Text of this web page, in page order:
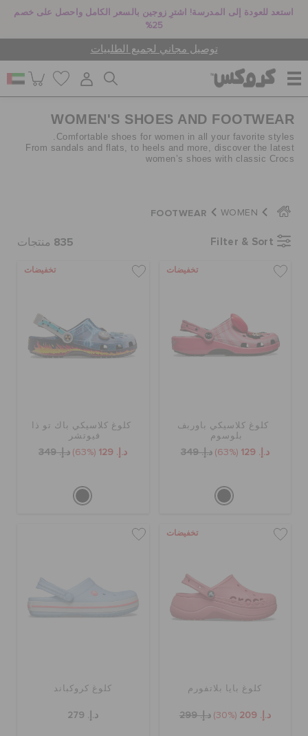
استعد للعودة إلى المدرسة! اشترِ زوجين بالسعر الكامل واحصل على خصم
25%
توصيل مجاني لجميع الطلبيات
للنساء
أطفال
جيبيتز تشارمز
كروكس لمكان العمل
تحديد موقع المتجر
الطلبيات المرتجعة
WOMEN'S SHOES AND FOOTWEAR
Comfortable shoes for women in all your favorite styles.
From sandals and flats, to heels and more, discover the latest
women’s shoes with classic Crocs
WOMEN
FOOTWEAR
Filter & Sort
835 منتجات
تخفيضات
كلوغ كلاسيكي باوربف
بلوسوم
د.إ. 129 (63%) د.إ. 349
تخفيضات
كلوغ كلاسيكي باك تو ذا
فيوتشر
د.إ. 129 (63%) د.إ. 349
تخفيضات
كلوغ بايا بلاتفورم
د.إ. 209 (30%) د.إ. 299
كلوغ كروكباند
د.إ. 279